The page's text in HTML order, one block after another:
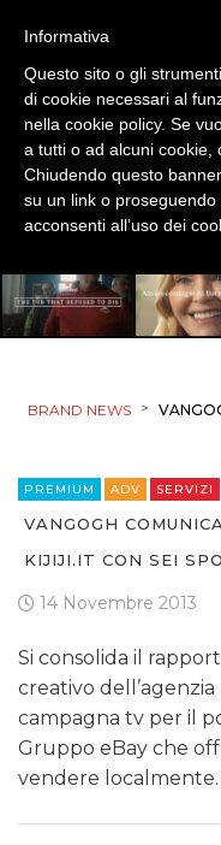
BRAND NEWS >
PREMIUM ADV SERVIZI
VANGOGH
KIJIJI.IT CON SEI
14 Novembre 2013
Si consolida il
creativo
campagna tv per il
Gruppo eBay che
vendere
Informativa
Questo sito o gli
di cookie necessari al
nella cookie policy. Se
a tutti o ad alcuni cookie,
Chiudendo questo
su un link o proseguendo
acconsenti all’uso dei